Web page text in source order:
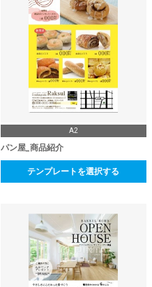
A2
パン屋_商品紹介
テンプレートを選択する